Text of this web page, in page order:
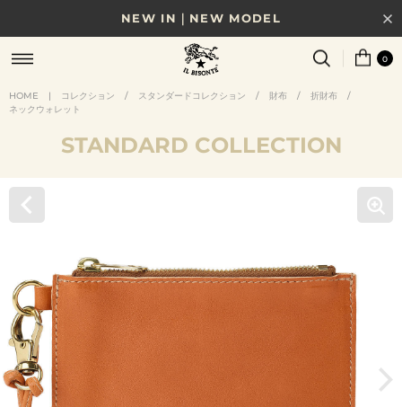
NEW IN｜NEW MODEL
8/17(月)10時まで｜税込11,000円以上で送料無料
贈る相手やシーンから選べる、新しいギフトガイド
0
HOME | コレクション / スタンダードコレクション / 財布 / 折財布
/
ネックウォレット
STANDARD COLLECTION